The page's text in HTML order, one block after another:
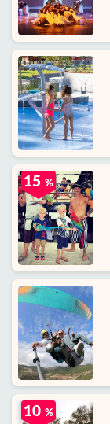
15 %
10 %